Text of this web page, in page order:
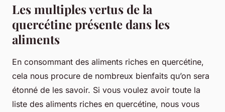
Les multiples vertus de la
quercétine présente dans les
aliments
En consommant des aliments riches en quercétine,
cela nous procure de nombreux bienfaits qu’on sera
étonné de les savoir. Si vous voulez avoir toute la
liste des aliments riches en quercétine, nous vous